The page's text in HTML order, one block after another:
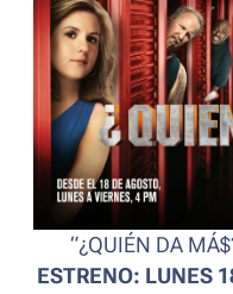
“¿QUIÉN DA
ESTRENO: LUNES